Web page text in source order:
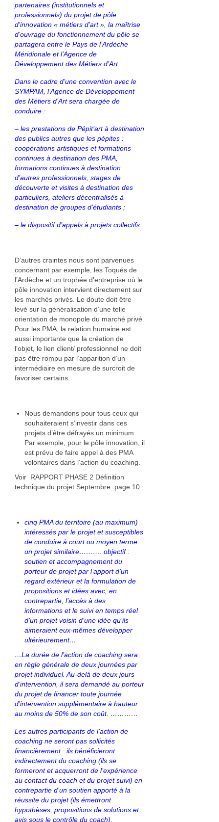
partenaires (institutionnels et
professionnels) du projet de pôle
d’innovation « métiers d’art », la maîtrise
d’ouvrage du fonctionnement du pôle se
partagera entre le Pays de l’Ardèche
Méridionale et l’Agence de
Développement des Métiers d’Art.
Dans le cadre d’une convention avec le
SYMPAM, l’Agence de Développement
des Métiers d’Art sera chargée de
conduire :
– les prestations de Pépit’art à destination
des publics autres que les pépites :
coopérations artistiques et formations
continues à destination des PMA,
formations continues à destination
d’autres professionnels, stages de
découverte et visites à destination des
particuliers, ateliers décentralisés à
destination de groupes d’étudiants ;
– le dispositif d’appels à projets collectifs.
D’autres craintes nous sont parvenues
concernant par exemple, les Toqués de
l’Ardèche et un trophée d’entreprise où le
pôle innovation intervient directement sur
les marchés privés. Le doute doit être
levé sur la généralisation d’une telle
orientation de monopole du marché privé.
Pour les PMA, la relation humaine est
aussi importante que la création de
l’objet, le lien client/ professionnel ne doit
pas être rompu par l’apparition d’un
intermédiaire en mesure de surcroit de
favoriser certains.
Nous demandons pour tous ceux qui
souhaiteraient s’investir dans ces
projets d’être défrayés un minimum.
Par exemple, pour le pôle innovation, il
est prévu de faire appel à des PMA
volontaires dans l’action du coaching.
Voir RAPPORT PHASE 2 Définition
technique du projet Septembre page 10 :
cinq PMA du territoire (au maximum)
intéressés par le projet et susceptibles
de conduire à court ou moyen terme
un projet similaire………. objectif :
soutien et accompagnement du
porteur de projet par l’apport d’un
regard extérieur et la formulation de
propositions et idées avec, en
contrepartie, l’accès à des
informations et le suivi en temps réel
d’un projet voisin d’une idée qu’ils
aimeraient eux-mêmes développer
ultérieurement…
…La durée de l’action de coaching sera
en règle générale de deux journées par
projet individuel. Au-delà de deux jours
d’intervention, il sera demandé au porteur
du projet de financer toute journée
d’intervention supplémentaire à hauteur
au moins de 50% de son coût. …………
Les autres participants de l’action de
coaching ne seront pas sollicités
financièrement : ils bénéficieront
indirectement du coaching (ils se
formeront et acquerront de l’expérience
au contact du coach et du projet suivi) en
contrepartie d’un soutien apporté à la
réussite du projet (ils émettront
hypothèses, propositions de solutions et
avis sous le contrôle du coach).